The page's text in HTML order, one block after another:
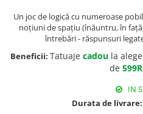
Un joc de logică cu numeroase
noțiuni de spațiu (înăuntru, în
întrebări - răspunsuri
Beneficii: Tatuaje cadoula
de
IN
Durata de livrare: